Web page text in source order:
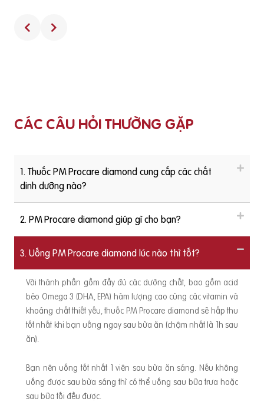
CÁC CÂU HỎI THƯỜNG GẶP
1. Thuốc PM Procare diamond cung cấp các chất
dinh dưỡng nào?
2. PM Procare diamond giúp gì cho bạn?
3. Uống PM Procare diamond lúc nào thì tốt?
Với thành phần gồm đầy đủ các dưỡng chất, bao gồm acid
béo Omega 3 (DHA, EPA) hàm lượng cao cùng các vitamin và
khoáng chất thiết yếu, thuốc PM Procare diamond sẽ hấp thu
tốt nhất khi bạn uống ngay sau bữa ăn (chậm nhất là 1h sau
ăn).
Bạn nên uống tốt nhất 1 viên sau bữa ăn sáng. Nếu không
uống được sau bữa sáng thì có thể uống sau bữa trưa hoặc
sau bữa tối đều được.